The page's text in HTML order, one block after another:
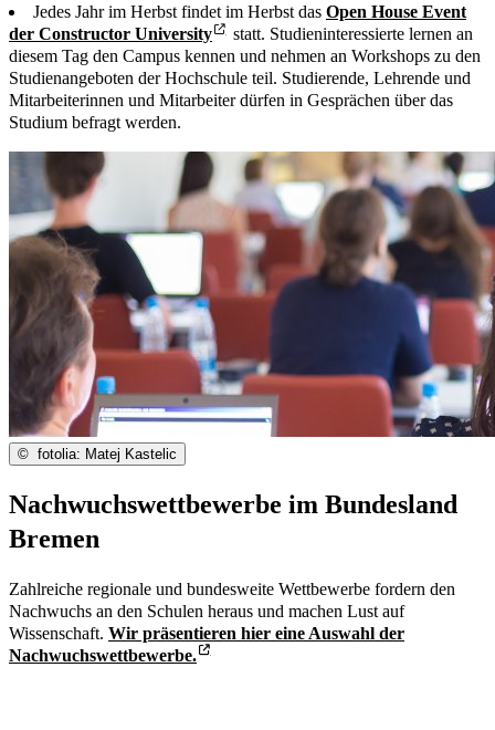
Jedes Jahr im Herbst findet im Herbst das Open House Event
der Constructor University
statt. Studieninteressierte lernen an
diesem Tag den Campus kennen und nehmen an Workshops zu den
Studienangeboten der Hochschule teil. Studierende, Lehrende und
Mitarbeiterinnen und Mitarbeiter dürfen in Gesprächen über das
Studium befragt werden.
© fotolia: Matej Kastelic
Nachwuchswettbewerbe im Bundesland
Bremen
Zahlreiche regionale und bundesweite Wettbewerbe fordern den
Nachwuchs an den Schulen heraus und machen Lust auf
Wissenschaft. Wir präsentieren hier eine Auswahl der
Nachwuchswettbewerbe.